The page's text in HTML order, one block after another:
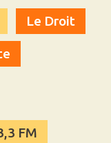
Le Droit
FM